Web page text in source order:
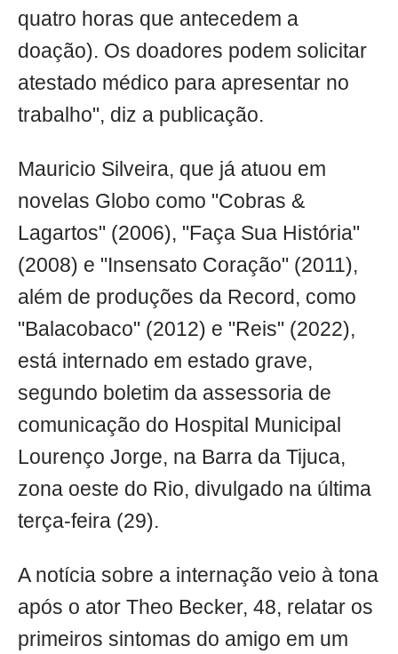
quatro horas que antecedem a
doação). Os doadores podem solicitar
atestado médico para apresentar no
trabalho", diz a publicação.
Mauricio Silveira, que já atuou em
novelas Globo como "Cobras &
Lagartos" (2006), "Faça Sua História"
(2008) e "Insensato Coração" (2011),
além de produções da Record, como
"Balacobaco" (2012) e "Reis" (2022),
está internado em estado grave,
segundo boletim da assessoria de
comunicação do Hospital Municipal
Lourenço Jorge, na Barra da Tijuca,
zona oeste do Rio, divulgado na última
terça-feira (29).
A notícia sobre a internação veio à tona
após o ator Theo Becker, 48, relatar os
primeiros sintomas do amigo em um